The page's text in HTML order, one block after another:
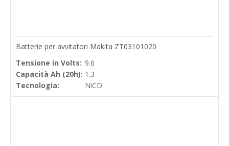
Batterie per avvitatori Makita ZT03101020
Tensione in Volts: 9.6
Capacità Ah (20h): 1.3
Tecnologia:
NiCD